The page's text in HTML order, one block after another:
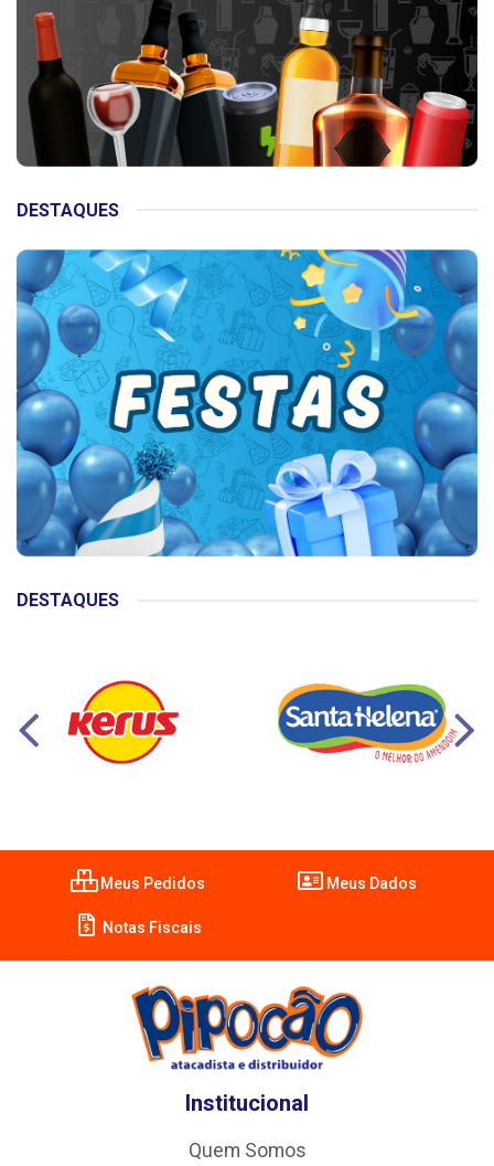
DESTAQUES
DESTAQUES
Meus Pedidos Meus Dados
Notas Fiscais
Institucional
Quem Somos